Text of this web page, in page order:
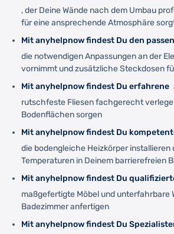
, der Deine Wände nach dem Umbau
für eine ansprechende Atmosphäre
Mit anyhelpnow findest Du den
die notwendigen Anpassungen an der
vornimmt und zusätzliche Steckdosen
Mit anyhelpnow findest Du erfahrene
rutschfeste Fliesen fachgerecht
Bodenflächen sorgen
Mit anyhelpnow findest Du
die bodengleiche Heizkörper installieren
Temperaturen in Deinem barrierefreien
Mit anyhelpnow findest Du
maßgefertigte Möbel und unterfahrbare
Badezimmer anfertigen
Mit anyhelpnow findest Du